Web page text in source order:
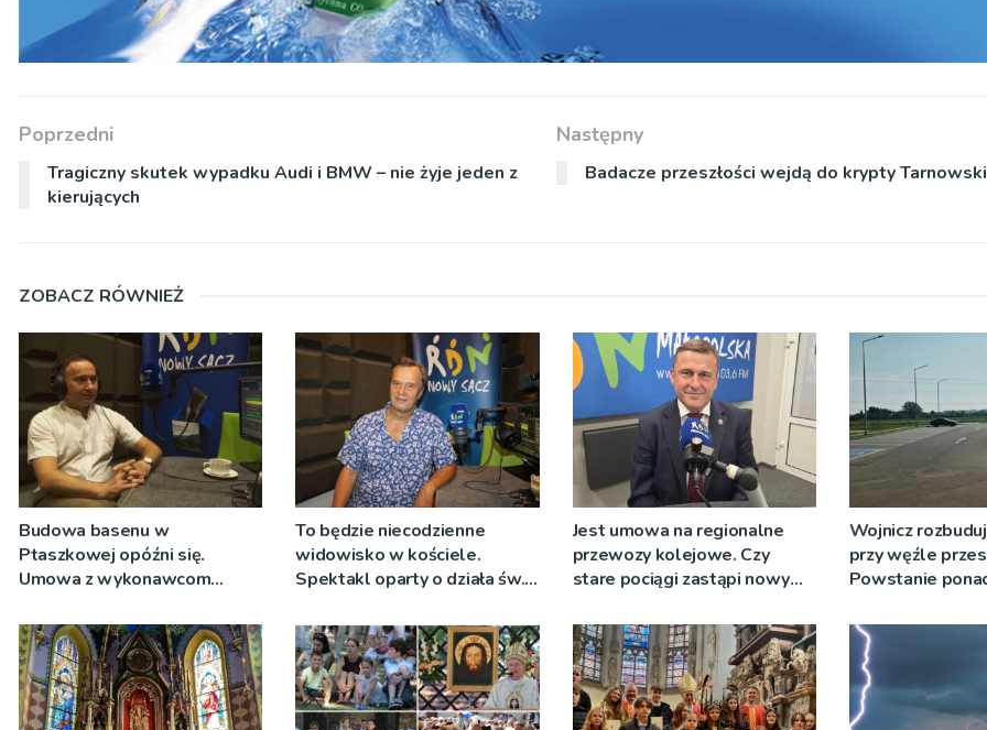
Poprzedni
Tragiczny skutek wypadku Audi i BMW – nie żyje jeden z
kierujących
Następny
Badacze przeszłości wejdą do krypty
ZOBACZ RÓWNIEŻ
Budowa basenu w
Ptaszkowej opóźni się.
Umowa z wykonawcom
zostanie podpisana
To będzie niecodzienne
widowisko w kościele.
Spektakl oparty o działa św.
Jest umowa na regionalne
przewozy kolejowe. Czy
stare pociągi zastąpi nowy
Wojnicz
przy węźle
Powstanie